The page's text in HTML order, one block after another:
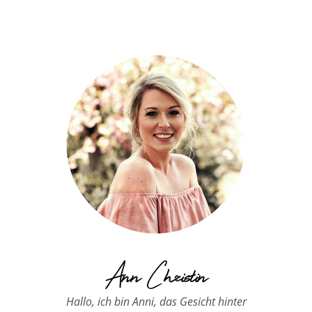
Ann Christin
Hallo, ich bin Anni, das Gesicht hinter